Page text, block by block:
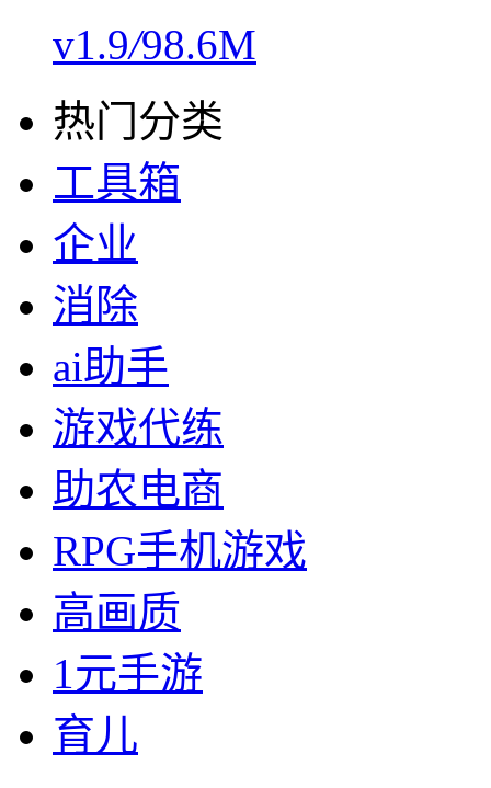
v1.9/98.6M
热门分类
工具箱
企业
消除
ai助手
游戏代练
助农电商
RPG手机游戏
高画质
1元手游
育儿